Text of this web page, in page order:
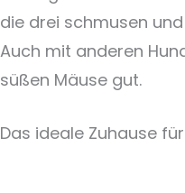
die drei schmusen
Auch mit anderen
süßen Mäuse gut.
Das ideale Zuhause